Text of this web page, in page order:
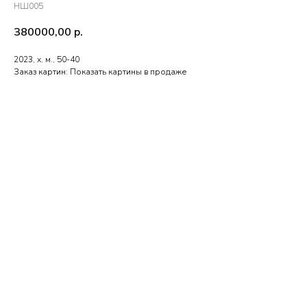
НШ005
380000,00 р.
2023, х. м., 50-40
Заказ картин: Показать картины в продаже